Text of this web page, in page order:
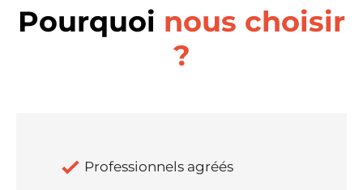
Pourquoi nous choisir
?
Professionnels agréés